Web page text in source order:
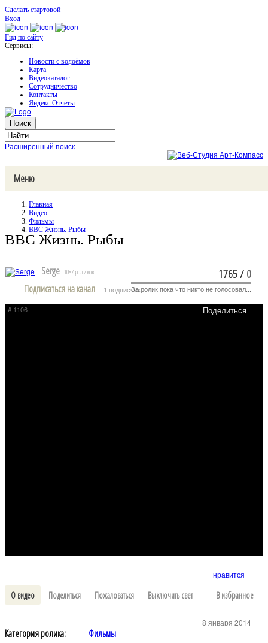
Сделать стартовой
Вход
Гид по сайту
Сервисы:
Новости с водоёмов
Карта
Видеокаталог
Сотрудничество
Контакты
Яндекс Отчёты
Расширенный поиск
Меню
Главная
Видео
Фильмы
BBC Жизнь. Рыбы
BBC Жизнь. Рыбы
Serge · 1087 роликов
Подписаться на канал · 1 подписчик
# 1106 Поделиться
1765/0
За ролик пока что никто не голосовал...
нравится
О видео Поделиться Пожаловаться Выключить свет В избранное
Категория ролика: Фильмы
8 января 2014